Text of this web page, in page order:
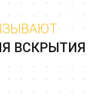
ВСКРЫТИЯ